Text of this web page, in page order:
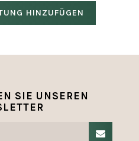
HINZUFÜGEN
SIE UNSEREN